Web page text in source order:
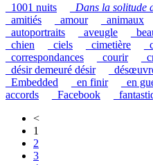
_1001 nuits Dans la solitude
_amitiés
_amour _animaux
_autoportraits
_aveugle
_chien
_ciels _cimetière
_correspondances
_courir
_désir demeuré désir
_Embedded
_en finir _en
accords
_Facebook
<
1
2
3